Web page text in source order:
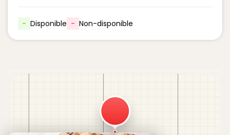
- Disponible - Non-disponible